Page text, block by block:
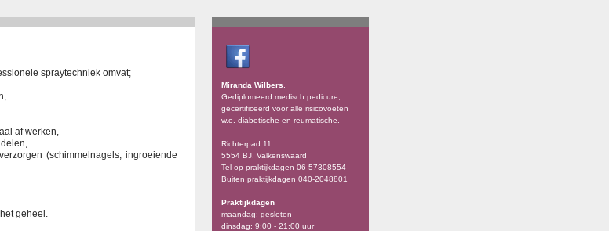
spraytechniek omvat;
af werken,
(schimmelnagels, ingroeiende
geheel.
Miranda Wilbers
Gediplomeerd medisch pedicure,
gecertificeerd voor alle risicovoeten
w.o. diabetische en reumatische.
Richterpad 11
5554 BJ, Valkenswaard
Tel op praktijkdagen 06-57308554
Buiten praktijkdagen 040-2048801
Praktijkdagen
maandag: gesloten
dinsdag: 9:00 - 21:00 uur